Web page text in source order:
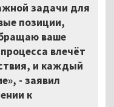
задачи для
позиции,
ваше
влечёт
и каждый
- заявил
к